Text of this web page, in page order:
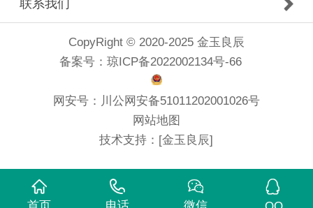
联系我们
CopyRight © 2020-2025 金玉良辰
备案号： 琼ICP备2022002134号-66
网安号： 川公网安备51011202001026号
网站地图
技术支持： [金玉良辰]